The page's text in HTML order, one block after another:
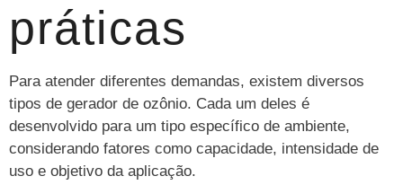
práticas
Para atender diferentes demandas, existem diversos
tipos de gerador de ozônio. Cada um deles é
desenvolvido para um tipo específico de ambiente,
considerando fatores como capacidade, intensidade de
uso e objetivo da aplicação.